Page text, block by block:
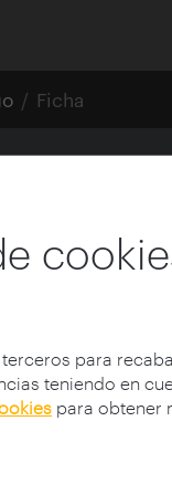
para
teniendo en
para obtener
Ficha